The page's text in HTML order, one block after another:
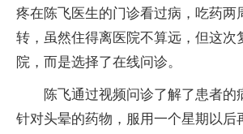
疼在陈飞医生的门诊看过病，吃药两
转，虽然住得离医院不算远，但这次
院，而是选择了在线问诊。
陈飞通过视频问诊了解了患者的
针对头晕的药物，服用一个星期以后